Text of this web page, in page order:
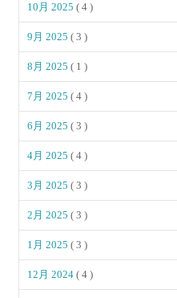
10月 2025( 4 )
9月 2025( 3 )
8月 2025( 1 )
7月 2025( 4 )
6月 2025( 3 )
4月 2025( 4 )
3月 2025( 3 )
2月 2025( 3 )
1月 2025( 3 )
12月 2024( 4 )